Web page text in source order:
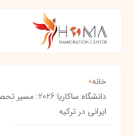
خانه»
دانشگاه
ایرانی در ترکیه